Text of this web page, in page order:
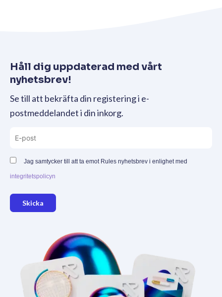
Håll dig uppdaterad med vårt
nyhetsbrev!
Se till att bekräfta din registering i e-
postmeddelandet i din inkorg.
Jag samtycker till att ta emot Rules nyhetsbrev i enlighet med
integritetspolicyn
Skicka